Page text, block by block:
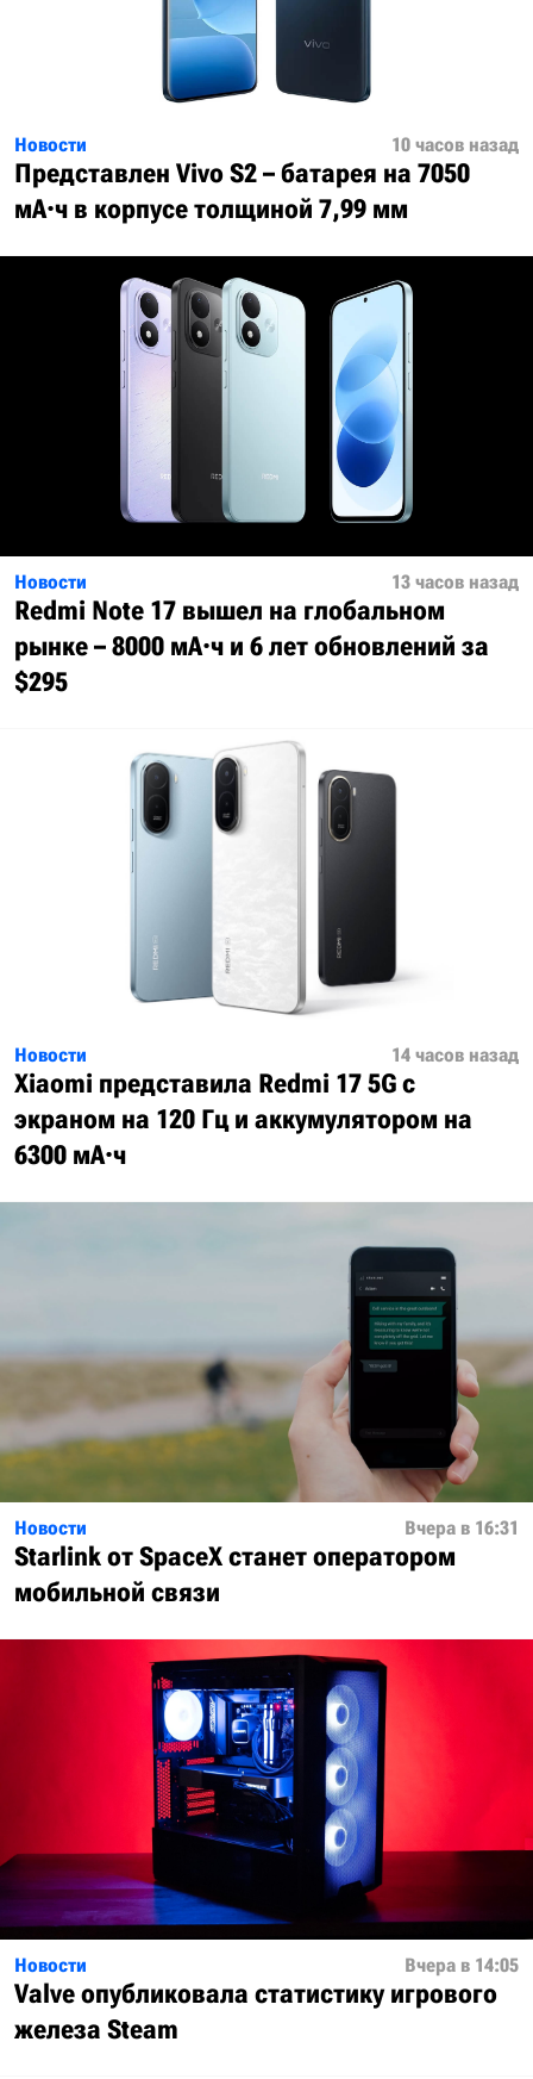
Новости 10 часов назад
Представлен Vivo S2 – батарея на 7050
мА·ч в корпусе толщиной 7,99 мм
Новости 13 часов назад
Redmi Note 17 вышел на глобальном
рынке – 8000 мА·ч и 6 лет обновлений за
$295
Новости 14 часов назад
Xiaomi представила Redmi 17 5G с
экраном на 120 Гц и аккумулятором на
6300 мА·ч
Новости Вчера в 16:31
Starlink от SpaceX станет оператором
мобильной связи
Новости Вчера в 14:05
Valve опубликовала статистику игрового
железа Steam